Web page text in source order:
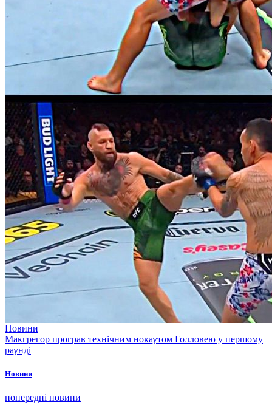
Новини
Макгрегор програв технічним нокаутом Голловею у першому
раунді
Новини
попередні новини